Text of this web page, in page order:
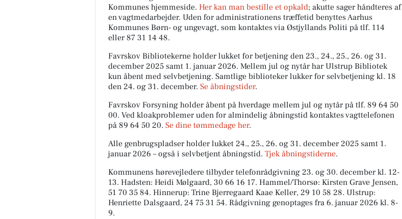
Kommunes hjemmeside. Her kan man bestille et opkald; akutte sager håndteres af
en vagtmedarbejder. Uden for administrationens træffetid benyttes Aarhus
Kommunes Børn- og ungevagt, som kontaktes via Østjyllands Politi på tlf. 114
eller 87 31 14 48.
Favrskov Bibliotekerne holder lukket for betjening den 23., 24., 25., 26. og 31.
december 2025 samt 1. januar 2026. Mellem jul og nytår har Ulstrup Bibliotek
kun åbent med selvbetjening. Samtlige biblioteker lukker for selvbetjening kl. 18
den 24. og 31. december. Se åbningstider.
Favrskov Forsyning holder åbent på hverdage mellem jul og nytår på tlf. 89 64 50
00. Ved kloakproblemer uden for almindelig åbningstid kontaktes vagttelefonen
på 89 64 50 20. Se dine tømmedage her.
Alle genbrugspladser holder lukket 24., 25., 26. og 31. december 2025 samt 1.
januar 2026 – også i selvbetjent åbningstid. Tjek åbningstiderne.
Kommunens hørevejledere tilbyder telefonrådgivning 23. og 30. december kl. 12-
13. Hadsten: Heidi Mølgaard, 30 66 16 17. Hammel/Thorsø: Kirsten Grave Jensen,
51 70 35 84. Hinnerup: Trine Bjerregaard Kaae Keller, 29 10 58 28. Ulstrup:
Henriette Dalsgaard, 24 75 31 54. Rådgivning genoptages fra 6. januar 2026 kl. 8-
9.